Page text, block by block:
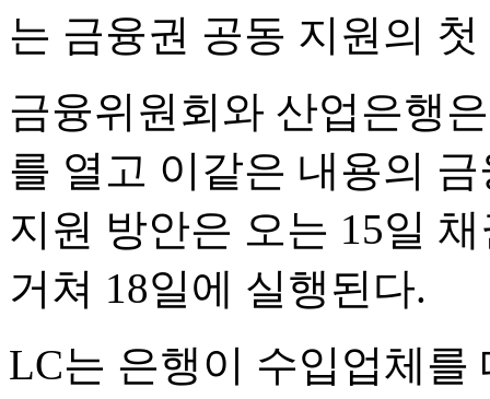
는 금융권 공동 지원의
금융위원회와 산업은행
를 열고 이같은 내용의
지원 방안은 오는 15일
거쳐 18일에 실행된다.
LC는 은행이 수입업체를